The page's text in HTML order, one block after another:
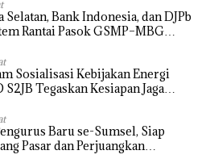
Bank Indonesia, dan DJPb
Rantai Pasok GSMP–MBG
Sosialisasi Kebijakan Energi
Tegaskan Kesiapan Jaga
Baru se-Sumsel, Siap
Pasar dan Perjuangkan